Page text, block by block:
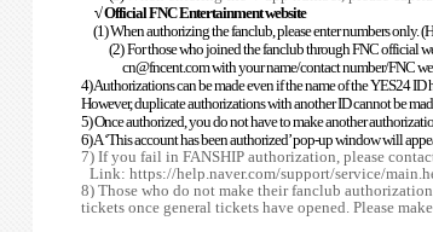
√ Official FNC Entertainment website
(1) When authorizing the fanclub, please enter numbers only.
(2) For those who joined the fanclub through FNC official
cn@fncent.com with your name/contact number/FNC
4) Authorizations can be made even if the name of the YES24
However, duplicate authorizations with another ID cannot be
5) Once authorized, you do not have to make another
6) A ‘This account has been authorized’ pop-up window will
7) If you fail in FANSHIP authorization, please
Link: https://help.naver.com/support/service/
8) Those who do not make their fanclub
tickets once general tickets have opened. Please